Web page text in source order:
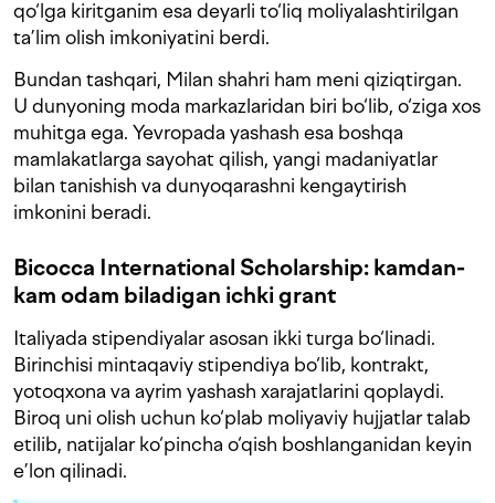
qo‘lga kiritganim esa deyarli to‘liq moliyalashtirilgan
ta’lim olish imkoniyatini berdi.
Bundan tashqari, Milan shahri ham meni qiziqtirgan.
U dunyoning moda markazlaridan biri bo‘lib, o‘ziga xos
muhitga ega. Yevropada yashash esa boshqa
mamlakatlarga sayohat qilish, yangi madaniyatlar
bilan tanishish va dunyoqarashni kengaytirish
imkonini beradi.
Bicocca International Scholarship: kamdan-
kam odam biladigan ichki grant
Italiyada stipendiyalar asosan ikki turga bo‘linadi.
Birinchisi mintaqaviy stipendiya bo‘lib, kontrakt,
yotoqxona va ayrim yashash xarajatlarini qoplaydi.
Biroq uni olish uchun ko‘plab moliyaviy hujjatlar talab
etilib, natijalar ko‘pincha o‘qish boshlanganidan keyin
e’lon qilinadi.